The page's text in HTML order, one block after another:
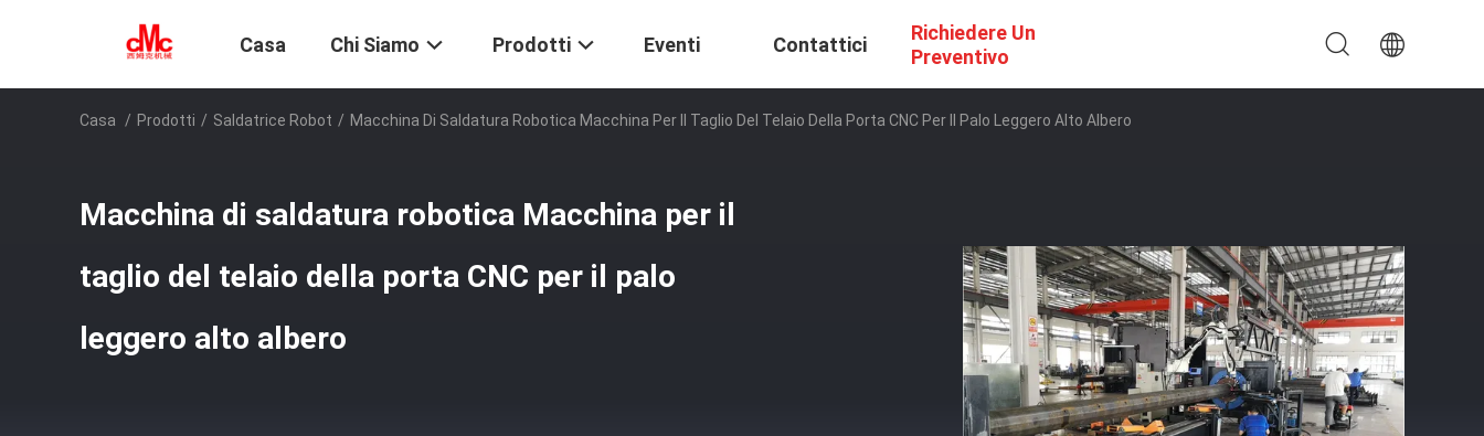
Casa Chi Siamo Prodotti Eventi Contattici
Richiedere Un
Preventivo
Casa / Prodotti / Saldatrice Robot / Macchina Di Saldatura Robotica Macchina Per Il Taglio Del Telaio Della Porta CNC Per Il Palo Leggero Alto Albero
Macchina di saldatura robotica Macchina per il
taglio del telaio della porta CNC per il palo
leggero alto albero